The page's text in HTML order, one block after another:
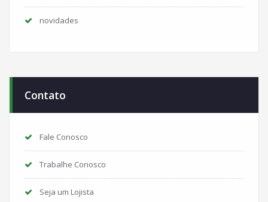
novidades
Contato
Fale Conosco
Trabalhe Conosco
Seja um Lojista